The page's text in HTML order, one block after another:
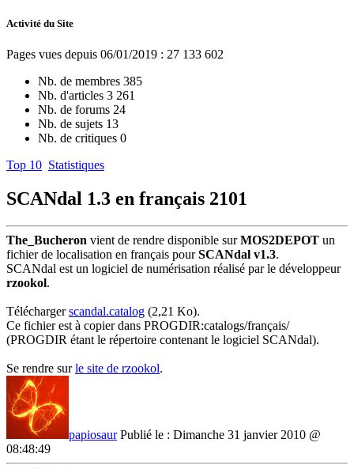
Activité du Site
Pages vues depuis 06/01/2019 : 27 133 602
Nb. de membres 385
Nb. d'articles 3 261
Nb. de forums 24
Nb. de sujets 13
Nb. de critiques 0
Top 10 Statistiques
SCANdal 1.3 en français 2101
The_Bucheron vient de rendre disponible surMOS2DEPOT un
fichier de localisation en français pourSCANdal v1.3.
SCANdal est un logiciel de numérisation réalisé par le développeur
rzookol.
Téléchargerscandal.catalog (2,21 Ko).
Ce fichier est à copier dans PROGDIR:catalogs/français/
(PROGDIR étant le répertoire contenant le logiciel SCANdal).
Se rendre surle site de rzookol.
papiosaurPublié le : Dimanche 31 janvier 2010 @
08:48:49